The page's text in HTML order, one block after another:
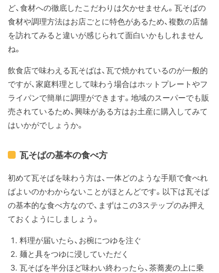
ど、食材への徹底したこだわりは欠かせません。瓦そばの
食材や調理方法はお店ごとに特色があるため、複数の店舗
を訪れてみると違いが感じられて面白いかもしれません
ね。
飲食店で味わえる瓦そばは、瓦で焼かれているのが一般的
ですが、家庭料理として味わう場合はホットプレートやフ
ライパンで簡単に調理ができます。地域のスーパーでも販
売されているため、興味がある方はお土産に購入してみて
はいかがでしょうか。
瓦そばの基本の食べ方
初めて瓦そばを味わう方は、一体どのような手順で食べれ
ばよいのかわからないことがほとんどです。以下は瓦そば
の基本的な食べ方なので、まずはこの3ステップのみ押え
ておくようにしましょう。
料理が届いたら、お椀につゆを注ぐ
麺と具をつゆに浸していただく
瓦そばを半分ほど味わい終わったら、茶蕎麦の上に乗